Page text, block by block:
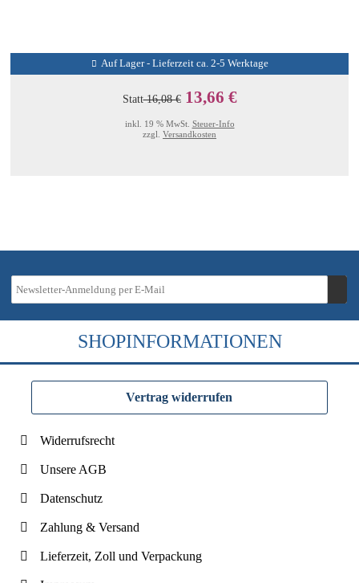
Auf Lager - Lieferzeit ca. 2-5 Werktage
Statt16,08 € 13,66 €
inkl. 19 % MwSt. Steuer-Info
zzgl. Versandkosten
SHOPINFORMATIONEN
Vertrag widerrufen
Widerrufsrecht
Unsere AGB
Datenschutz
Zahlung & Versand
Lieferzeit, Zoll und Verpackung